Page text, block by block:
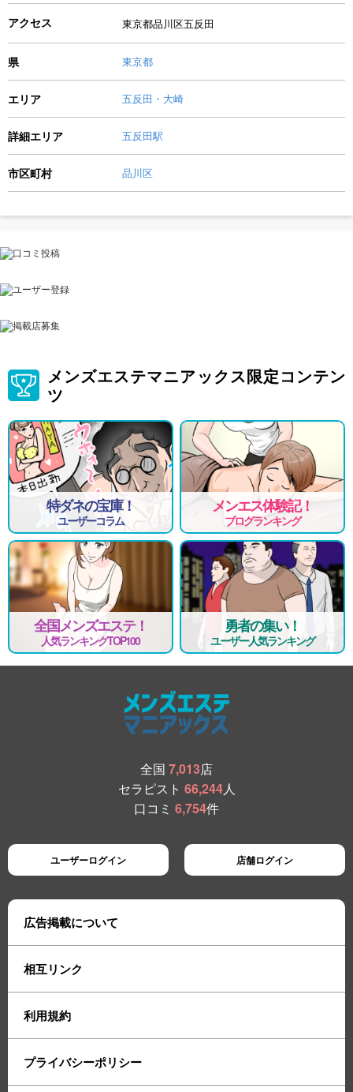
アクセス 東京都品川区五反田
県 東京都
エリア 五反田・大崎
詳細エリア 五反田駅
市区町村 品川区
メンズエステマニアックス限定コンテン
ツ
特ダネの宝庫！
ユーザーコラム
メンエス体験記！
ブログランキング
全国メンズエステ！
人気ランキングTOP100
勇者の集い！
ユーザー人気ランキング
全国 7,013店
セラピスト 66,244人
口コミ 6,754件
ユーザーログイン 店舗ログイン
広告掲載について
相互リンク
利用規約
プライバシーポリシー